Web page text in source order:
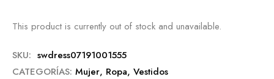
This product is currently out of stock and unavailable.
SKU: swdress07191001555
CATEGORÍAS: Mujer, Ropa, Vestidos